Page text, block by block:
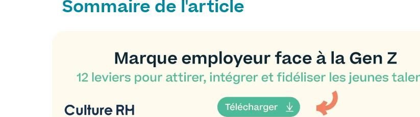
Sommaire de l'article